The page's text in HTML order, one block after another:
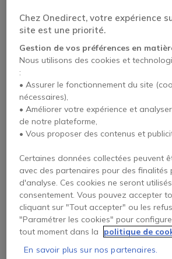
En effet, selon la fréquence
visioconférence faite
établissement, certains
cadre d’une utilisation
recommandé de se tourner
complètes telles que Zoom,
ou encore Google
Ce guide a été conçu dans
aiguiller dans le choix de
de visioconférence. Il ne
désigner quels sont les
logiciels existant sur le
Chez Onedirect, votre expérience
site est une priorité.
Gestion de vos préférences en
Nous utilisons des cookies et
:
• Assurer le fonctionnement du site
nécessaires),
• Améliorer votre expérience et
de notre plateforme,
• Vous proposer des contenus et
Certaines données collectées peuvent
avec des partenaires pour des finalités
d'analyse. Ces cookies ne seront
consentement. Vous pouvez accepter
cliquant sur "Tout accepter" ou les
"Paramétrer les cookies" pour
tout moment dans la
politique de
En savoir plus sur nos partenaires.